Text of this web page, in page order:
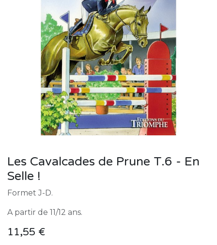
Les Cavalcades de Prune T.6 - En
Selle !
Formet J-D.
A partir de 11/12 ans.
11,55 €